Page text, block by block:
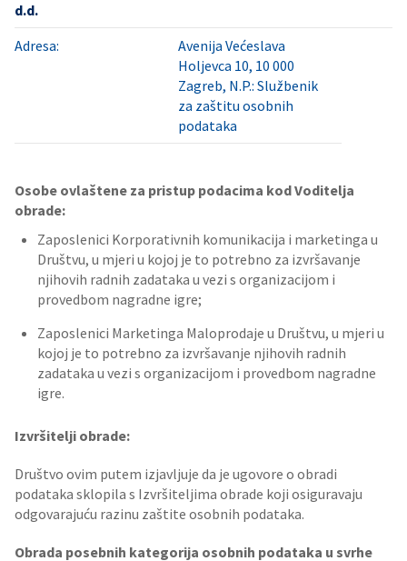
d.d.
Adresa:
Avenija Većeslava
Holjevca 10, 10 000
Zagreb, N.P.: Službenik
za zaštitu osobnih
podataka
Osobe ovlaštene za pristup podacima kod Voditelja
obrade:
Zaposlenici Korporativnih komunikacija i marketinga u
Društvu, u mjeri u kojoj je to potrebno za izvršavanje
njihovih radnih zadataka u vezi s organizacijom i
provedbom nagradne igre;
Zaposlenici Marketinga Maloprodaje u Društvu, u mjeri u
kojoj je to potrebno za izvršavanje njihovih radnih
zadataka u vezi s organizacijom i provedbom nagradne
igre.
Izvršitelji obrade:
Društvo ovim putem izjavljuje da je ugovore o obradi
podataka sklopila s Izvršiteljima obrade koji osiguravaju
odgovarajuću razinu zaštite osobnih podataka.
Obrada posebnih kategorija osobnih podataka u svrhe